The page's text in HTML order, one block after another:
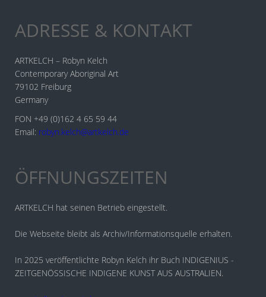
ADRESSE & KONTAKT
ARTKELCH – Robyn Kelch
Contemporary Aboriginal Art
79102 Freiburg
Germany
FON +49 (0)162 4 65 59 44
Email: robyn.kelch@artkelch.de
ÖFFNUNGSZEITEN
ARTKELCH hat seinen Betrieb eingestellt.
Die Webseite bleibt als Archiv/Informationsquelle erhalten.
In 2025 veröffentlichte Robyn Kelch ihr Buch INDIGENIUS -
ZEITGENÖSSISCHE INDIGENE KUNST AUS AUSTRALIEN.